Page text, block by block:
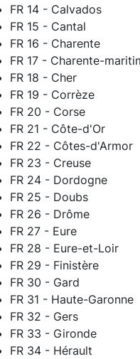
FR 14 - Calvados
FR 15 - Cantal
FR 16 - Charente
FR 17 - Charente-
FR 18 - Cher
FR 19 - Corrèze
FR 20 - Corse
FR 21 - Côte-d'Or
FR 22 - Côtes-d'Armor
FR 23 - Creuse
FR 24 - Dordogne
FR 25 - Doubs
FR 26 - Drôme
FR 27 - Eure
FR 28 - Eure-et-Loir
FR 29 - Finistère
FR 30 - Gard
FR 31 - Haute-Garonne
FR 32 - Gers
FR 33 - Gironde
FR 34 - Hérault